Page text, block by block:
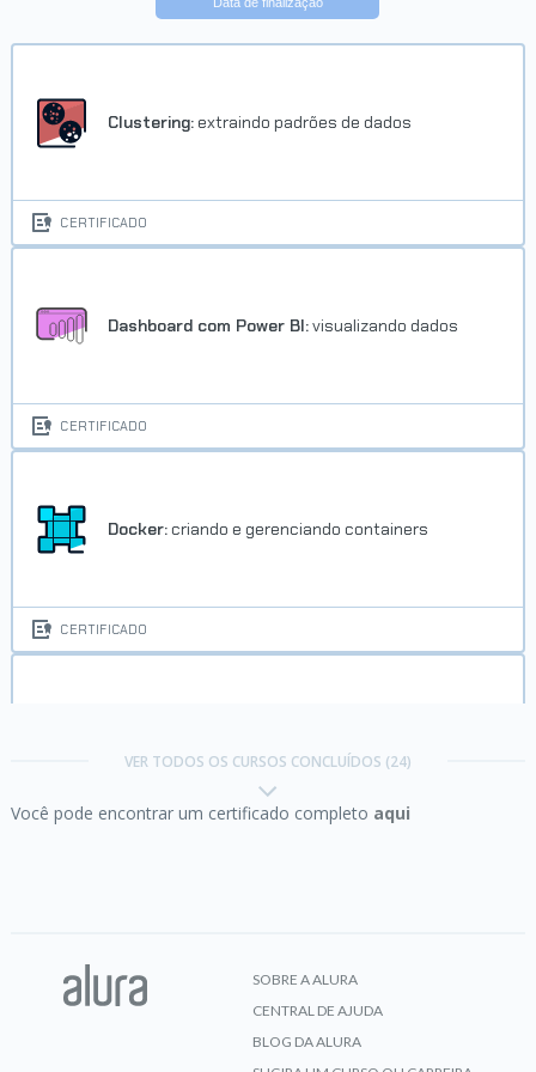
Clustering: extraindo padrões de dados
CERTIFICADO
Dashboard com Power BI:visualizando dados
CERTIFICADO
Docker: criando e gerenciando containers
CERTIFICADO
VER TODOS OS CURSOS CONCLUÍDOS (24)
Você pode encontrar um certificado completo aqui
SOBRE A ALURA
CENTRAL DE AJUDA
BLOG DA ALURA